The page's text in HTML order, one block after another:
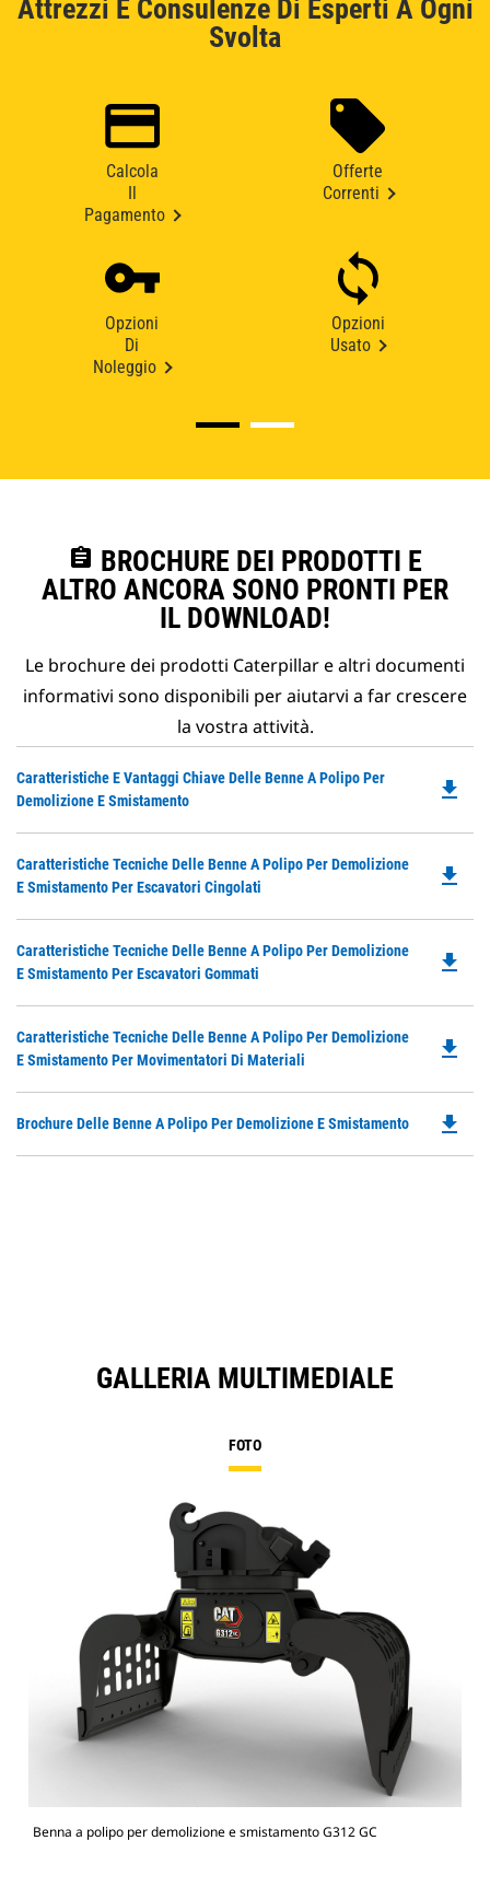
Attrezzi E Consulenze Di Esperti A Ogni
Svolta
Calcola
Pagamento
Offerte
Correnti
Opzioni
Di
Noleggio
Opzioni
Usato
assignment BROCHURE DEI PRODOTTI E
ALTRO ANCORA SONO PRONTI PER
IL DOWNLOAD!
Le brochure dei prodotti Caterpillar e altri documenti
informativi sono disponibili per aiutarvi a far crescere
la vostra attività.
Caratteristiche E Vantaggi Chiave Delle Benne A Polipo Per
Demolizione E Smistamento
file_download
Caratteristiche Tecniche Delle Benne A Polipo Per Demolizione
E Smistamento Per Escavatori Cingolati
file_download
Caratteristiche Tecniche Delle Benne A Polipo Per Demolizione
E Smistamento Per Escavatori Gommati
file_download
Caratteristiche Tecniche Delle Benne A Polipo Per Demolizione
E Smistamento Per Movimentatori Di Materiali
file_download
Brochure Delle Benne A Polipo Per Demolizione E Smistamento file_download
GALLERIA MULTIMEDIALE
FOTO
Benna a polipo per demolizione e smistamento G312 GC